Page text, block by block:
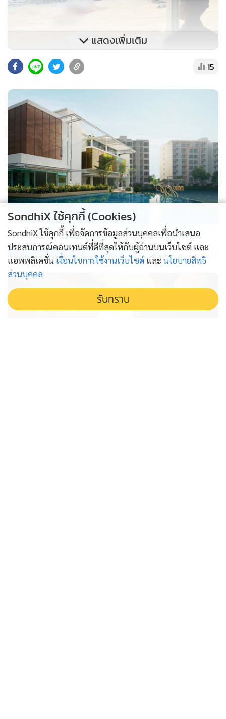
แสดงเพิ่มเติม
15
PROPERTY PERFECT -the Lake
SondhiX ใช้คุกกี้ (Cookies)
SondhiX ใช้คุกกี้ เพื่อจัดการข้อมูลส่วนบุคคลเพื่อนำเสนอ
ประสบการณ์คอนเทนต์ที่ดีที่สุดให้กับผู้อ่านบนเว็บไซต์ และ
แอพพลิเคชั่น เงื่อนไขการใช้งานเว็บไซต์ และ นโยบายสิทธิ
ส่วนบุคคล
รับทราบ